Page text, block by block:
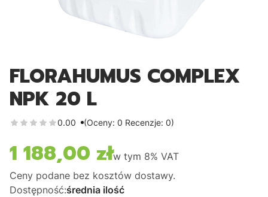
FLORAHUMUS COMPLEX
NPK 20 L
0.00 (Oceny: 0 Recenzje: 0)
Cena
1 188,00 złw tym 8% VAT
Ceny podane bez kosztów dostawy.
Dostępność:średnia ilość